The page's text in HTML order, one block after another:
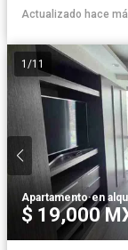
Actualizado hace
1 /11
Apartamento·en
$ 19,000